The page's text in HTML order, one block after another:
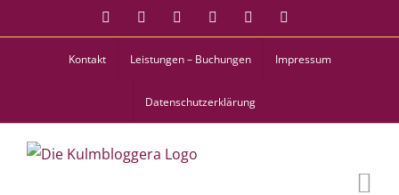
Inhalt
FacebookInstagramTwitter PinterestYouTube
Kontakt Leistungen – Buchungen Impressum
Datenschutzerklärung